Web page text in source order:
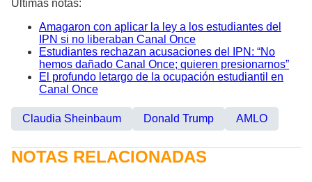
Últimas notas:
Amagaron con aplicar la ley a los estudiantes del
IPN si no liberaban Canal Once
Estudiantes rechazan acusaciones del IPN: “No
hemos dañado Canal Once; quieren presionarnos”
El profundo letargo de la ocupación estudiantil en
Canal Once
Claudia Sheinbaum Donald Trump AMLO
NOTAS RELACIONADAS